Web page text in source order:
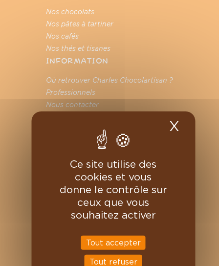
Nos chocolats
Nos pâtes à tartiner
Nos cafés
Nos thés et tisanes
INFORMATION
Où retrouver Charles Chocolartisan ?
Professionnels
Nous contacter
VOTRE COMPTE
Informations personnelles
Avoirs
Bons de réduction
Ce site utilise des
cookies et vous
donne le contrôle sur
ceux que vous
souhaitez activer
Tout accepter
Tout refuser
X